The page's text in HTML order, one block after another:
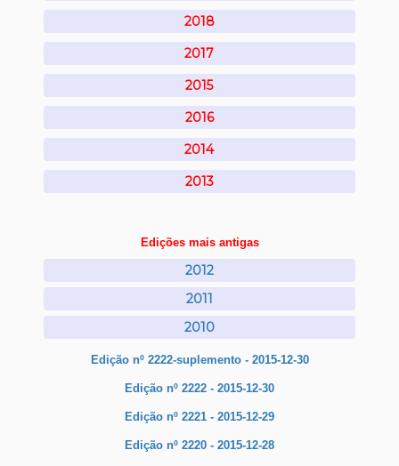
2018
2017
2015
2016
2014
2013
Edições mais antigas
2012
2011
2010
Edição nº 2222-suplemento - 2015-12-30
Edição nº 2222 - 2015-12-30
Edição nº 2221 - 2015-12-29
Edição nº 2220 - 2015-12-28